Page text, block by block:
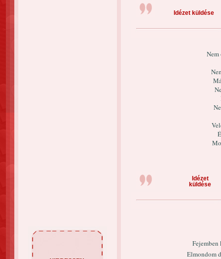
Idézet küldése
Nem
Idézet
küldése
Fejemben
Elmondom